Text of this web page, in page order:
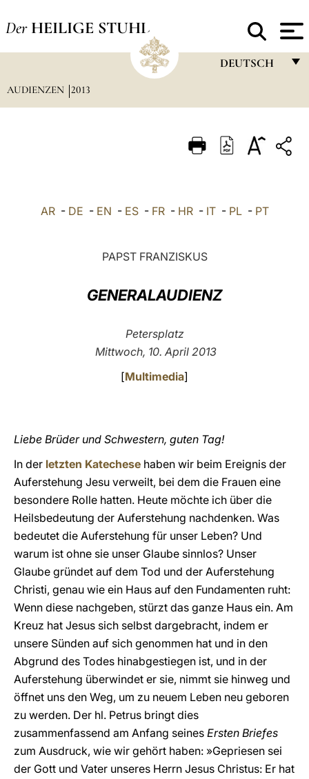
Der HEILIGE STUHL
DEUTSCH
ITALIANO
中文
AUDIENZEN 2013
AR- DE - EN - ES- FR- HR- IT- PL- PT
PAPST FRANZISKUS
GENERALAUDIENZ
Petersplatz
Mittwoch, 10. April 2013
[Multimedia]
Liebe Brüder und Schwestern, guten Tag!
In der letzten Katechese haben wir beim Ereignis der
Auferstehung Jesu verweilt, bei dem die Frauen eine
besondere Rolle hatten. Heute möchte ich über die
Heilsbedeutung der Auferstehung nachdenken. Was
bedeutet die Auferstehung für unser Leben? Und
warum ist ohne sie unser Glaube sinnlos? Unser
Glaube gründet auf dem Tod und der Auferstehung
Christi, genau wie ein Haus auf den Fundamenten ruht:
Wenn diese nachgeben, stürzt das ganze Haus ein. Am
Kreuz hat Jesus sich selbst dargebracht, indem er
unsere Sünden auf sich genommen hat und in den
Abgrund des Todes hinabgestiegen ist, und in der
Auferstehung überwindet er sie, nimmt sie hinweg und
öffnet uns den Weg, um zu neuem Leben neu geboren
zu werden. Der hl. Petrus bringt dies
zusammenfassend am Anfang seines Ersten Briefes
zum Ausdruck, wie wir gehört haben: »Gepriesen sei
der Gott und Vater unseres Herrn Jesus Christus: Er hat